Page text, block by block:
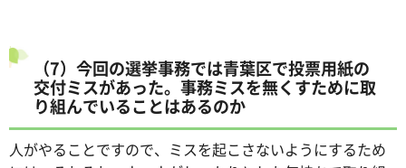
（7）今回の選挙事務では青葉区で投票用紙の
交付ミスがあった。事務ミスを無くすために取
り組んでいることはあるのか
人がやることですので、ミスを起こさないようにするため